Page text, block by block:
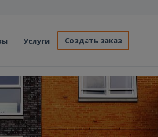
Услуги Создать заказ